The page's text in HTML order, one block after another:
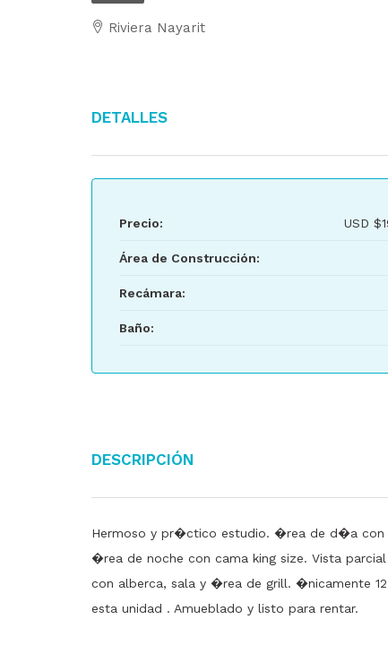
Riviera Nayarit
Detalles
Precio: USD
Área de Construcción:
Recámara:
Baño:
Descripción
Hermoso y pr�ctico estudio. �rea de d�a con
�rea de noche con cama king size. Vista
con alberca, sala y �rea de grill. �nicamente
esta unidad . Amueblado y listo para rentar.